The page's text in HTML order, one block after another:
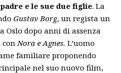
e le sue due figlie. La
Gustav Borg, un regista un
Oslo dopo anni di assenza
Nora e Agnes. L’uomo
familiare proponendo
nel suo nuovo film,